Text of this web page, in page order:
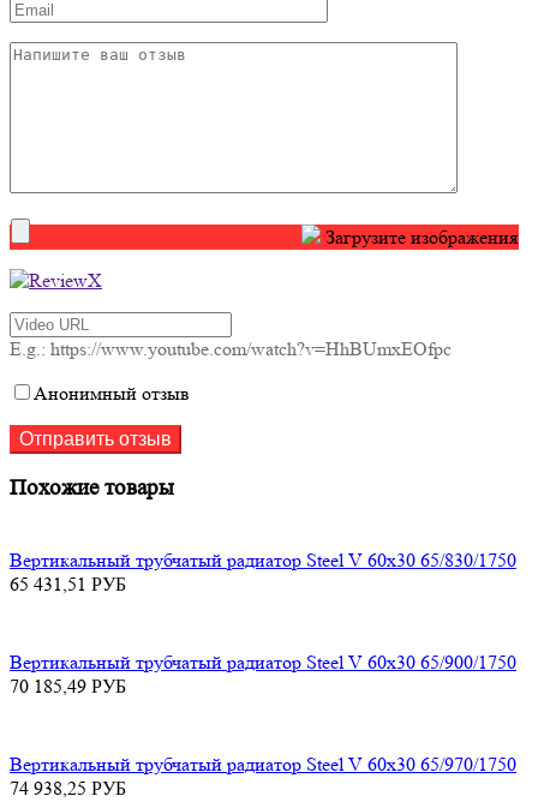
Загрузите изображения
E.g.: https://www.youtube.com/watch?v=HhBUmxEOfpc
Анонимный отзыв
Похожие товары
Вертикальный трубчатый радиатор Steel V 60х30 65/830/1750
65 431,51 РУБ
Вертикальный трубчатый радиатор Steel V 60х30 65/900/1750
70 185,49 РУБ
Вертикальный трубчатый радиатор Steel V 60х30 65/970/1750
74 938,25 РУБ